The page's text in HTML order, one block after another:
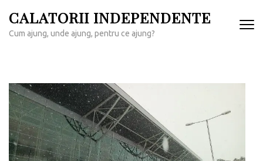
conținut
CALATORII INDEPENDENTE
Cum ajung, unde ajung, pentru ce ajung?